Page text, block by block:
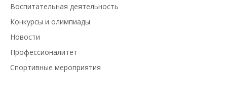
Воспитательная деятельность
Конкурсы и олимпиады
Новости
Профессионалитет
Спортивные мероприятия